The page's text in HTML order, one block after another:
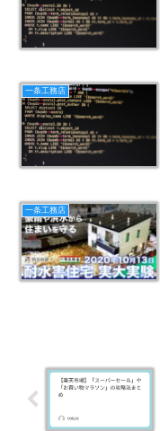
一条工務店
一条工務店